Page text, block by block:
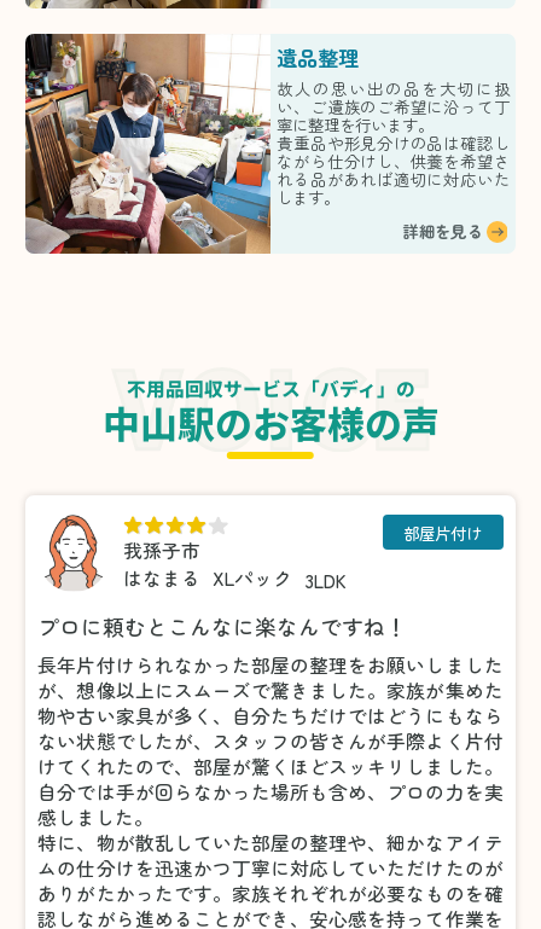
遺品整理
故人の思い出の品を大切に扱
い、ご遺族のご希望に沿って丁
寧に整理を行います。
貴重品や形見分けの品は確認し
ながら仕分けし、供養を希望さ
れる品があれば適切に対応いた
します。
詳細を見る
不用品回収サービス「バディ」の
中山駅のお客様の声
我孫子市
はなまる
XLパック 3LDK
部屋片付け
プロに頼むとこんなに楽なんですね！
長年片付けられなかった部屋の整理をお願いしました
が、想像以上にスムーズで驚きました。家族が集めた
物や古い家具が多く、自分たちだけではどうにもなら
ない状態でしたが、スタッフの皆さんが手際よく片付
けてくれたので、部屋が驚くほどスッキリしました。
自分では手が回らなかった場所も含め、プロの力を実
感しました。
特に、物が散乱していた部屋の整理や、細かなアイテ
ムの仕分けを迅速かつ丁寧に対応していただけたのが
ありがたかったです。家族それぞれが必要なものを確
認しながら進めることができ、安心感を持って作業を